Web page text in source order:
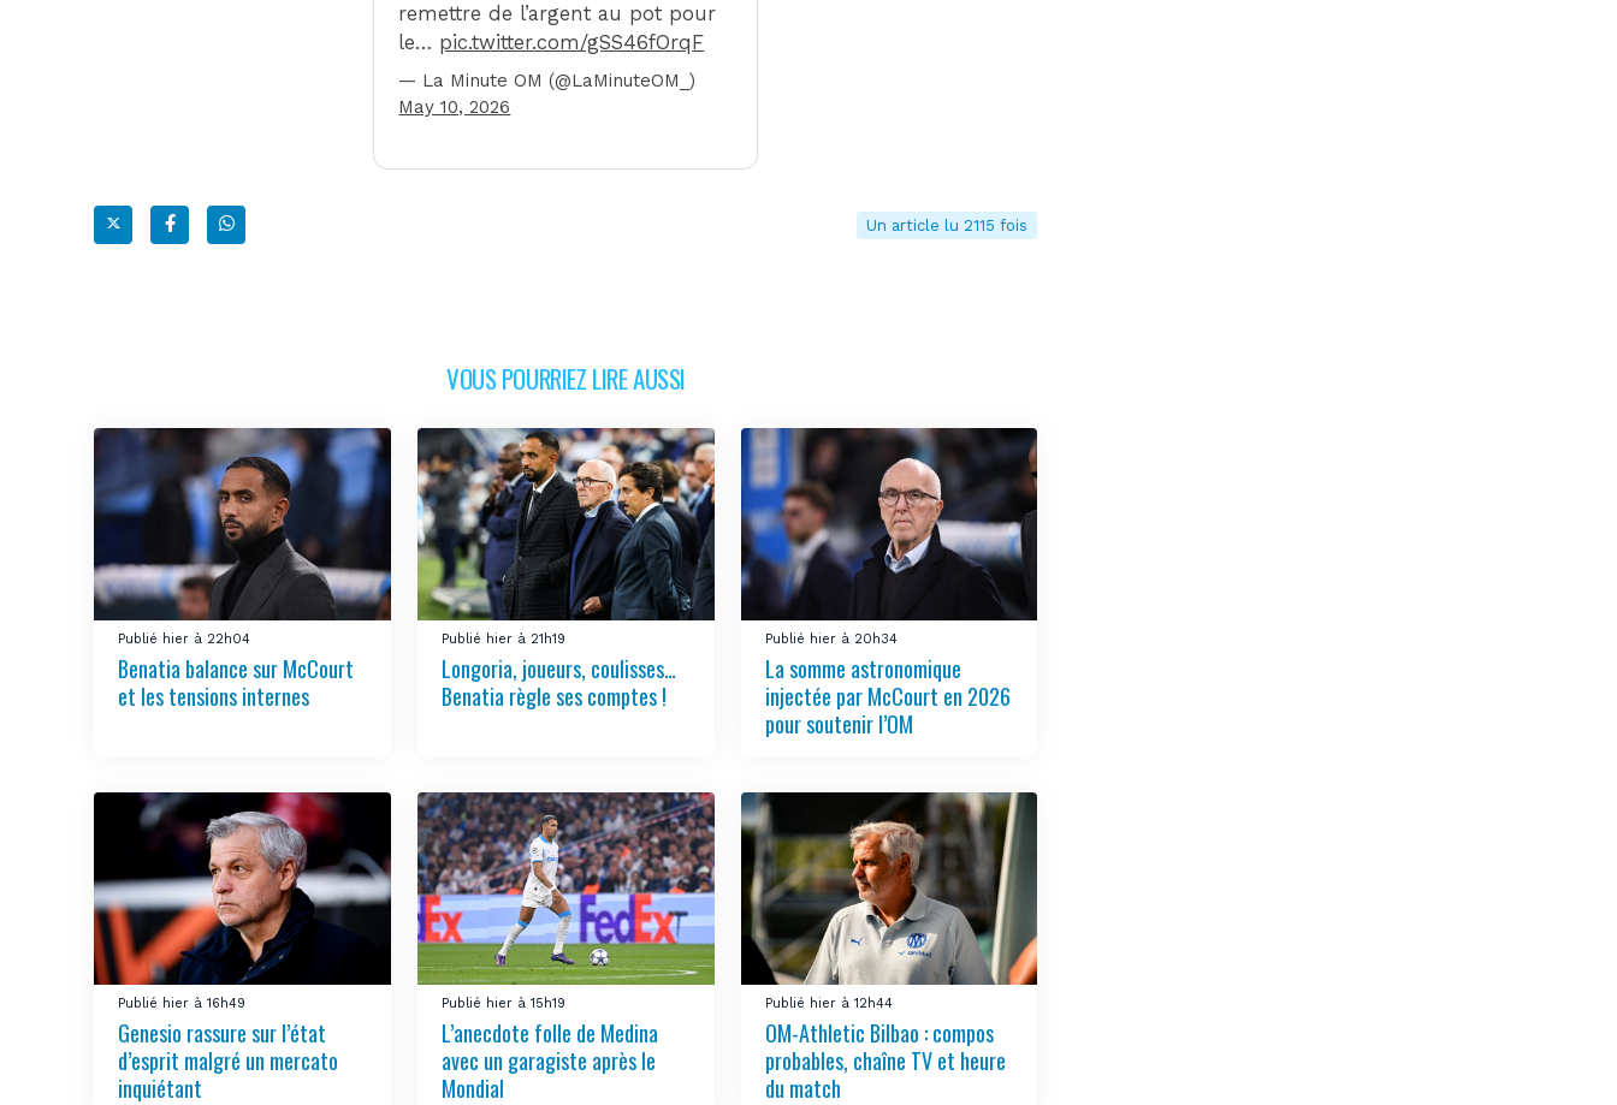
remettre de l’argent au pot pour
le… pic.twitter.com/gSS46fOrqF
— La Minute OM (@LaMinuteOM_)
May 10, 2026
Un article lu 2115 fois
VOUS POURRIEZ LIRE AUSSI
Publié hier à 22h04
Benatia balance sur McCourt
et les tensions internes
Publié hier à 21h19
Longoria, joueurs, coulisses…
Benatia règle ses comptes !
Publié hier à 20h34
La somme astronomique
injectée par McCourt en 2026
pour soutenir l’OM
Publié hier à 16h49
Genesio rassure sur l’état
d’esprit malgré un mercato
inquiétant
Publié hier à 15h19
L’anecdote folle de Medina
avec un garagiste après le
Mondial
Publié hier à 12h44
OM-Athletic Bilbao : compos
probables, chaîne TV et heure
du match